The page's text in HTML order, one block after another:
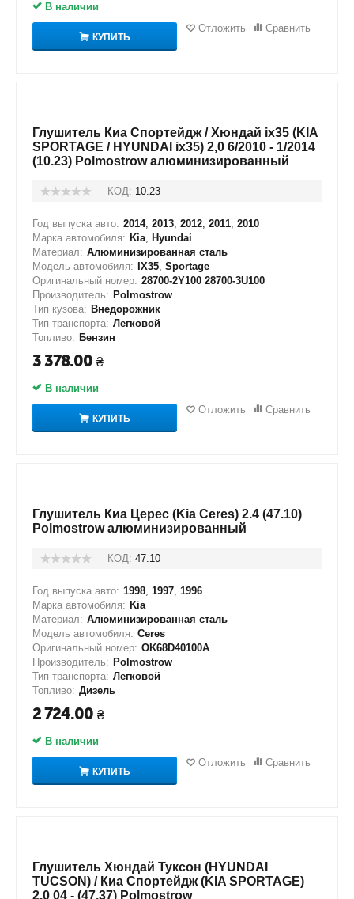
В наличии
КУПИТЬ
Отложить Сравнить
Глушитель Киа Спортейдж / Хюндай ix35 (KIA
SPORTAGE / HYUNDAI ix35) 2,0 6/2010 - 1/2014
(10.23) Polmostrow алюминизированный
КОД: 10.23
Год выпуска авто: 2014, 2013, 2012, 2011, 2010
Марка автомобиля: Kia, Hyundai
Материал: Алюминизированная сталь
Модель автомобиля:
IX35, Sportage
Оригинальный номер: 28700-2Y100 28700-3U100
Производитель: Polmostrow
Тип кузова: Внедорожник
Тип транспорта: Легковой
Топливо: Бензин
3 378.00 ₴
В наличии
КУПИТЬ
Отложить Сравнить
Глушитель Киа Церес (Kia Ceres) 2.4 (47.10)
Polmostrow алюминизированный
КОД: 47.10
Год выпуска авто: 1998, 1997, 1996
Марка автомобиля: Kia
Материал: Алюминизированная сталь
Модель автомобиля: Ceres
Оригинальный номер: OK68D40100A
Производитель: Polmostrow
Тип транспорта: Легковой
Топливо: Дизель
2 724.00 ₴
В наличии
КУПИТЬ
Отложить Сравнить
Глушитель Хюндай Туксон (HYUNDAI
TUCSON) / Киа Спортейдж (KIA SPORTAGE)
2.0 04 - (47.37) Polmostrow